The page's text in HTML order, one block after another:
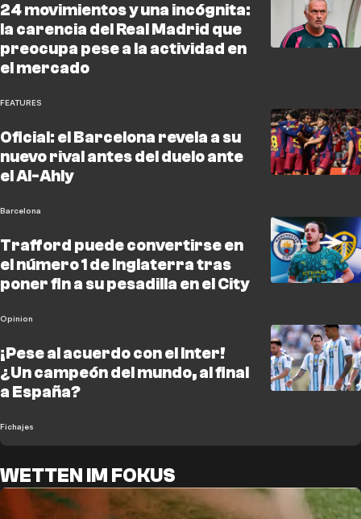
24 movimientos y una incógnita:
la carencia del Real Madrid que
preocupa pese a la actividad en
el mercado
FEATURES
Oficial: el Barcelona revela a su
nuevo rival antes del duelo ante
el Al-Ahly
Barcelona
Trafford puede convertirse en
el número 1 de Inglaterra tras
poner fin a su pesadilla en el City
Opinion
¡Pese al acuerdo con el Inter!
¿Un campeón del mundo, al final
a España?
Fichajes
WETTEN IM FOKUS